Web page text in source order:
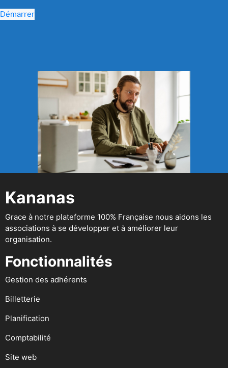
Démarrer
Kananas
Grace à notre plateforme 100% Française nous aidons les
associations à se développer et à améliorer leur
organisation.
Fonctionnalités
Gestion des adhérents
Billetterie
Planification
Comptabilité
Site web